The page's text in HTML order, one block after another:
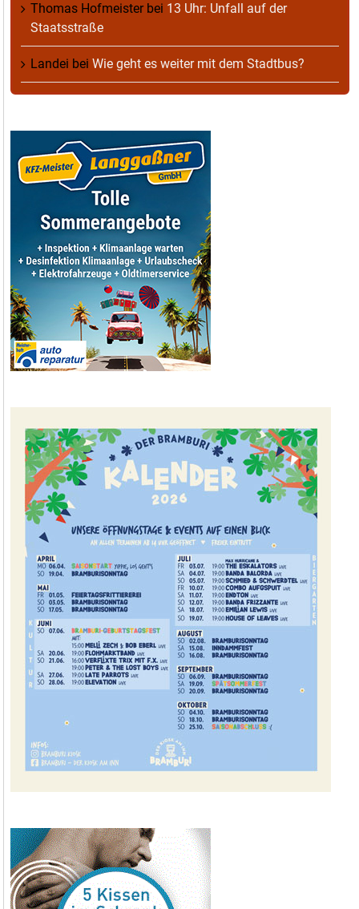
Thomas Hofmeisterbei 13 Uhr: Unfall auf der
Staatsstraße
Landei bei Wie geht es weiter mit dem Stadtbus?